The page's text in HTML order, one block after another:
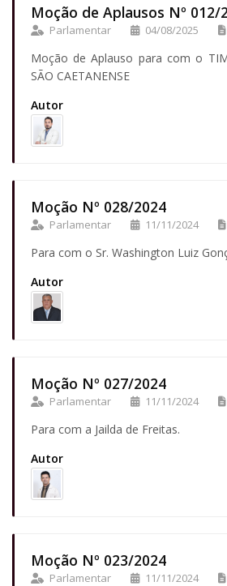
Moção de Aplausos Nº 012/
Parlamentar 04/08/2025
Moção de Aplauso para com o
SÃO CAETANENSE
Autor
Moção Nº 028/2024
Parlamentar 11/11/2024
Para com o Sr. Washington Luiz
Autor
Moção Nº 027/2024
Parlamentar 11/11/2024
Para com a Jailda de Freitas.
Autor
Moção Nº 023/2024
Parlamentar 11/11/2024